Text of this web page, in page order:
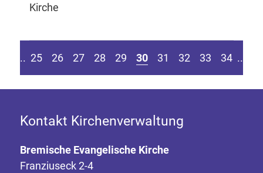
Kirche
springen
vorherigen Seite
.... 25 26 27 28 29 30 31 32 33 34 ....
Kontakt Kirchenverwaltung
Bremische Evangelische Kirche
Franziuseck 2-4